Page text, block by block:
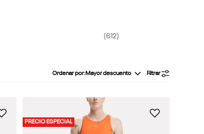
612
Ordenar por Mayor descuento Filtrar
PRECIO ESPECIAL